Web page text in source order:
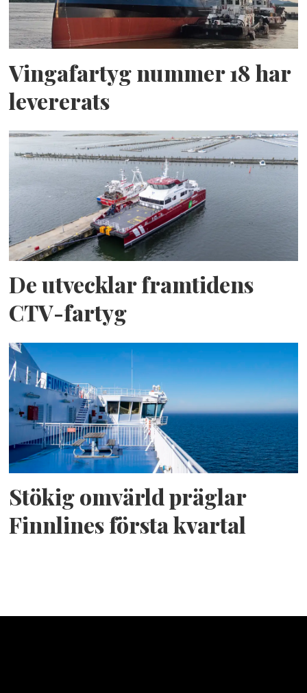
Vingafartyg nummer 18 har
levererats
De utvecklar framtidens
CTV-fartyg
Stökig omvärld präglar
Finnlines första kvartal